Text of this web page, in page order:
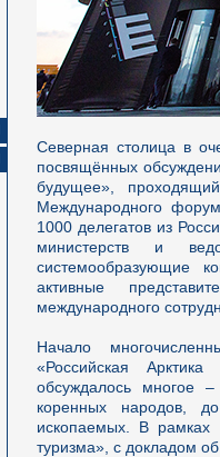
Северная столица в
посвящённых
будущее»,
Международного
1000 делегатов из
министерств и
системообразующие
активные
международного
Начало
«Российская
обсуждалось многое
коренных народов,
ископаемых. В рамках
туризма», с докладом